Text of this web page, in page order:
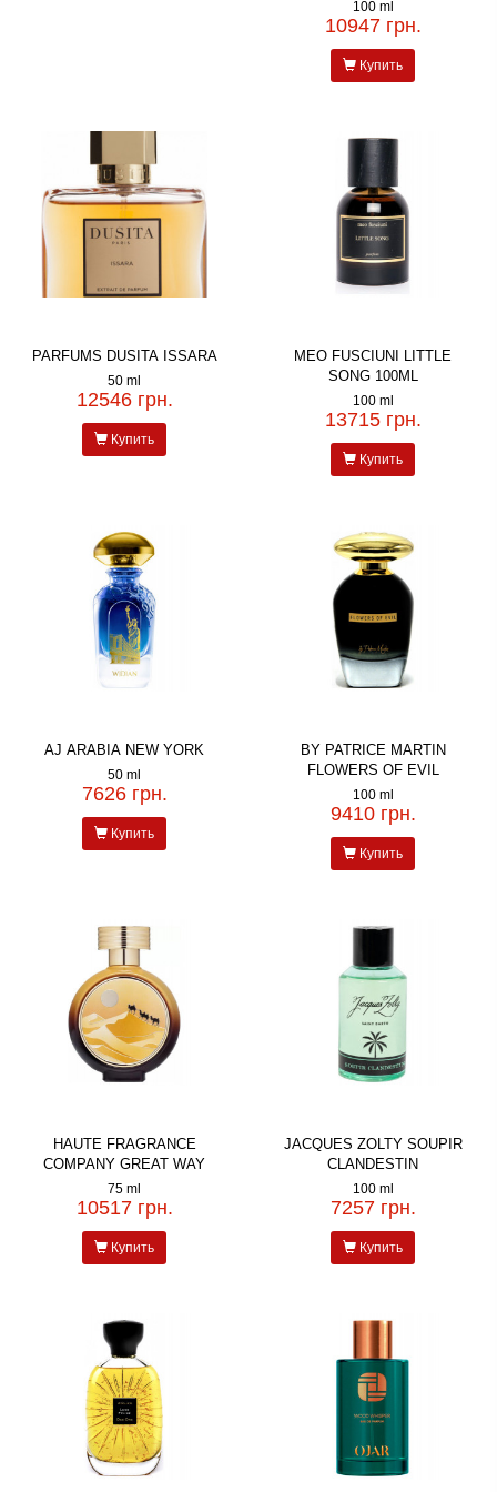
100 ml
10947 грн.
Купить
PARFUMS DUSITA ISSARA
50 ml
12546 грн.
Купить
MEO FUSCIUNI LITTLE
SONG 100ML
100 ml
13715 грн.
Купить
AJ ARABIA NEW YORK
50 ml
7626 грн.
Купить
BY PATRICE MARTIN
FLOWERS OF EVIL
100 ml
9410 грн.
Купить
HAUTE FRAGRANCE
COMPANY GREAT WAY
75 ml
10517 грн.
Купить
JACQUES ZOLTY SOUPIR
CLANDESTIN
100 ml
7257 грн.
Купить